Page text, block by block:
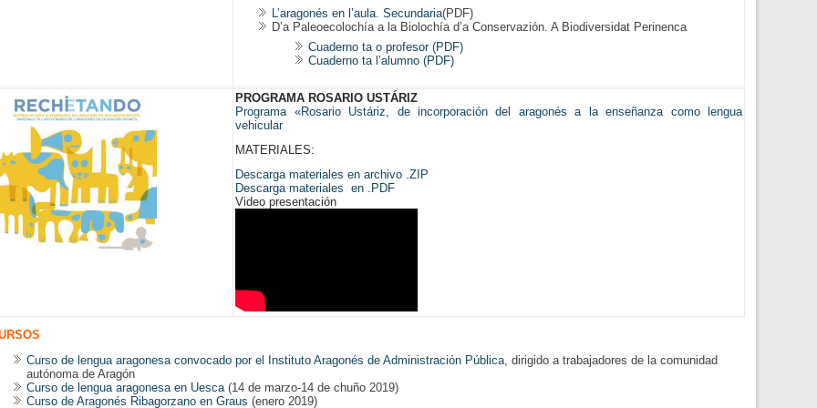
L’aragonés en l’aula. Secundaria(PDF)
D’a Paleoecolochía a la Biolochía d’a Conservazión. A Biodiversidat Perinenca
Cuaderno ta o profesor (PDF)
Cuaderno ta l’alumno (PDF)
PROGRAMA ROSARIO USTÁRIZ
Programa «Rosario Ustáriz, de incorporación del aragonés a la enseñanza como lengua
vehicular
MATERIALES:
Descarga materiales en archivo .ZIP
Descarga materiales en .PDF
Video presentación
Curso de lengua aragonesa convocado por el Instituto Aragonés de Administración Pública, dirigido a trabajadores de la comunidad
autónoma de Aragón
Curso de lengua aragonesa en Uesca(14 de marzo-14 de chuño 2019)
Curso de Aragonés Ribagorzano en Graus (enero 2019)